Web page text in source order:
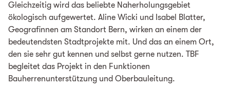
Gleichzeitig wird das beliebte Naherholungsgebiet
ökologisch aufgewertet. Aline Wicki und Isabel Blatter,
Geografinnen am Standort Bern, wirken an einem der
bedeutendsten Stadtprojekte mit. Und das an einem Ort,
den sie sehr gut kennen und selbst gerne nutzen. TBF
begleitet das Projekt in den Funktionen
Bauherrenunterstützung und Oberbauleitung.